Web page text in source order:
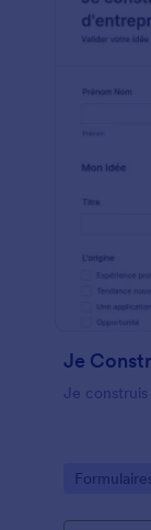
Je
Go to